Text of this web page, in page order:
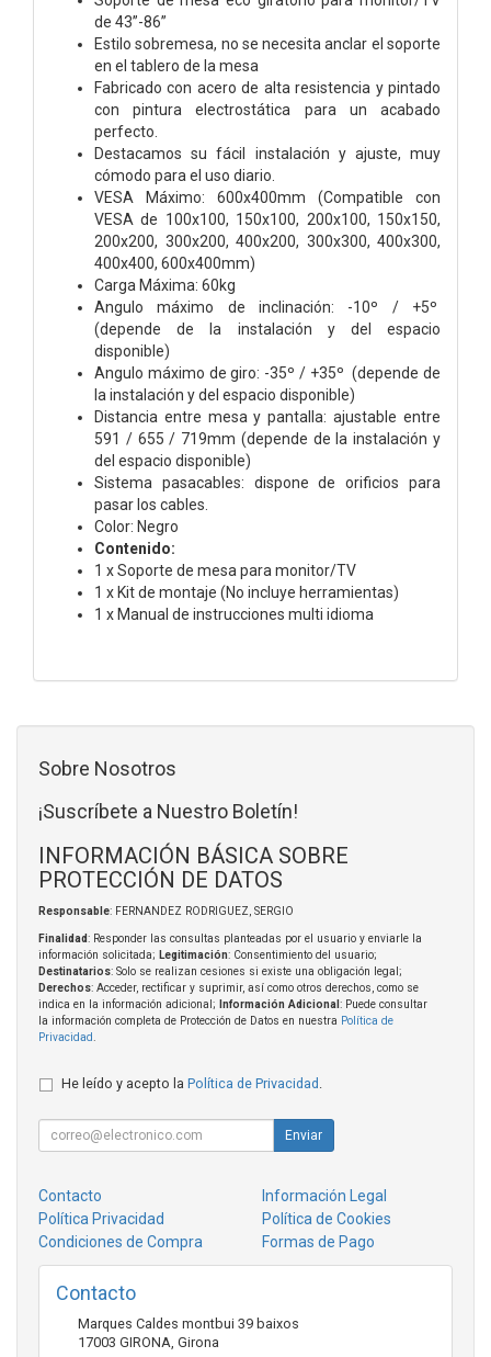
de 43”-86”
Estilo sobremesa, no se necesita anclar el soporte
en el tablero de la mesa
Fabricado con acero de alta resistencia y pintado
con pintura electrostática para un acabado
perfecto.
Destacamos su fácil instalación y ajuste, muy
cómodo para el uso diario.
VESA Máximo: 600x400mm (Compatible con
VESA de 100x100, 150x100, 200x100, 150x150,
200x200, 300x200, 400x200, 300x300, 400x300,
400x400, 600x400mm)
Carga Máxima: 60kg
Angulo máximo de inclinación: -10º / +5º
(depende de la instalación y del espacio
disponible)
Angulo máximo de giro: -35º / +35º (depende de
la instalación y del espacio disponible)
Distancia entre mesa y pantalla: ajustable entre
591 / 655 / 719mm (depende de la instalación y
del espacio disponible)
Sistema pasacables: dispone de orificios para
pasar los cables.
Color: Negro
Contenido:
1 x Soporte de mesa para monitor/TV
1 x Kit de montaje (No incluye herramientas)
1 x Manual de instrucciones multi idioma
Sobre Nosotros
¡Suscríbete a Nuestro Boletín!
INFORMACIÓN BÁSICA SOBRE
PROTECCIÓN DE DATOS
Responsable: FERNANDEZ RODRIGUEZ, SERGIO
Finalidad: Responder las consultas planteadas por el usuario y enviarle la
información solicitada; Legitimación: Consentimiento del usuario;
Destinatarios: Solo se realizan cesiones si existe una obligación legal;
Derechos: Acceder, rectificar y suprimir, así como otros derechos, como se
indica en la información adicional;
Información Adicional : Puede consultar
la información completa de Protección de Datos en nuestra Política de
Privacidad
He leído y acepto la Política de Privacidad
Enviar
Contacto
Información Legal
Política Privacidad
Política de Cookies
Condiciones de Compra
Formas de Pago
Contacto
Marques Caldes montbui 39 baixos
17003 GIRONA Girona